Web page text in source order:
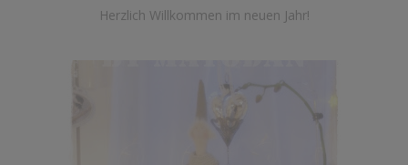
Herzlich Willkommen im neuen Jahr!